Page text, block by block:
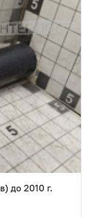
до 2010 г.